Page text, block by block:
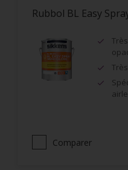
Rubbol BL Easy
Comparer